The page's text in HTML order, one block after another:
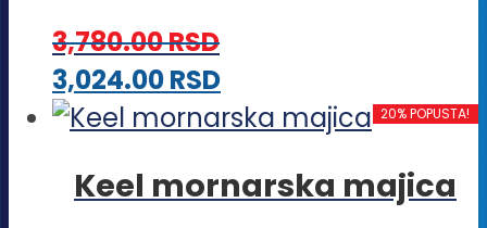
na
stranici
proizvoda.
3,780.00RSD
3,024.00RSDOvaj
proizvod
više
20% POPUSTA!
Keel mornarska majica